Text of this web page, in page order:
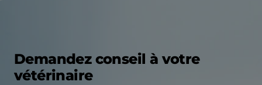
Demandez conseil à votre
vétérinaire